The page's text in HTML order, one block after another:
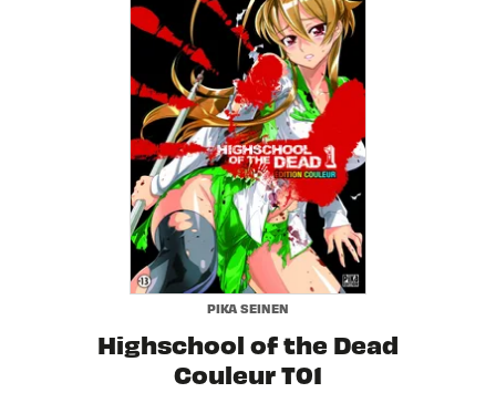
PIKA SEINEN
Highschool of the Dead
Couleur T01